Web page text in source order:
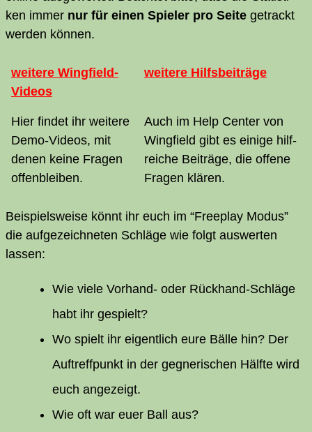
ken immer nur für einen Spie­ler pro Sei­te getrackt
wer­den können.
wei­te­re Wingfield-
Videos
wei­te­re Hilfsbeiträge
Hier fin­det ihr wei­te­re
Demo-Vide­os, mit
denen kei­ne Fra­gen
offenbleiben.
Auch im Help Cen­ter von
Wing­field gibt es eini­ge hilf­
rei­che Bei­trä­ge, die offe­ne
Fra­gen klären.
Bei­spiels­wei­se könnt ihr euch im “Free­play Modus”
die auf­ge­zeich­ne­ten Schlä­ge wie folgt aus­wer­ten
lassen:
Wie vie­le Vor­hand- oder Rück­hand-Schlä­ge
habt ihr gespielt?
Wo spielt ihr eigent­lich eure Bäl­le hin? Der
Auf­treff­punkt in der geg­ne­ri­schen Hälf­te wird
euch angezeigt.
Wie oft war euer Ball aus?